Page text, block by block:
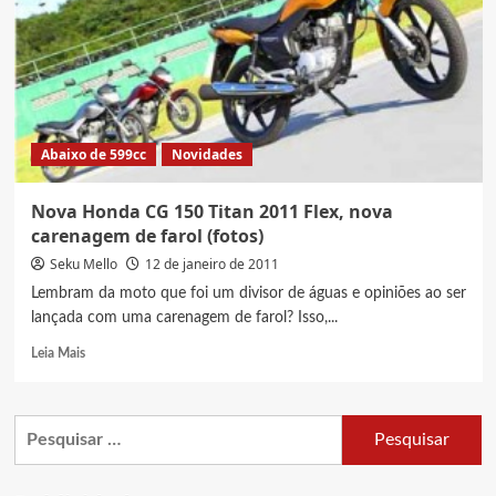
versão
esportiva
com
carenagem
para
pistas
Abaixo de 599cc Novidades
Nova Honda CG 150 Titan 2011 Flex, nova
carenagem de farol (fotos)
Seku Mello 12 de janeiro de 2011
Lembram da moto que foi um divisor de águas e opiniões ao ser
lançada com uma carenagem de farol? Isso,...
Leia MaisRead
Nova
Honda